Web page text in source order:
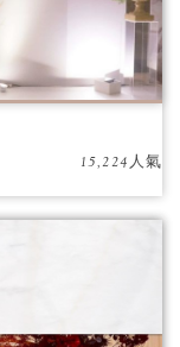
15,224人氣